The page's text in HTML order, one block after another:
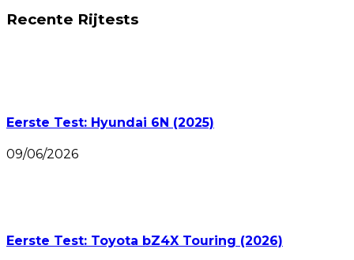
Recente Rijtests
Eerste Test: Hyundai 6N (2025)
09/06/2026
Eerste Test: Toyota bZ4X Touring (2026)